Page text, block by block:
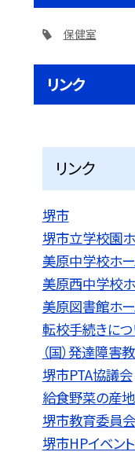
保健室
リンク
リンク
堺市
堺市立学校園
美原中学校ホ
美原西中学校
美原図書館ホ
転校手続きにつ
（国）発達障害
堺市PTA協議会
給食野菜の産
堺市教育委員会
堺市HPイベン